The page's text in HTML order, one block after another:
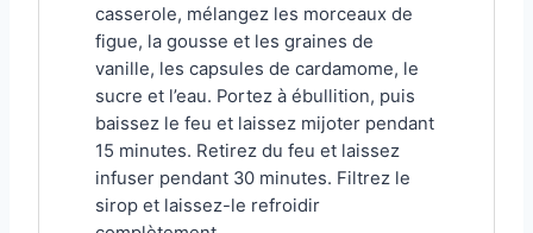
casserole, mélangez les morceaux de
figue, la gousse et les graines de
vanille, les capsules de cardamome, le
sucre et l’eau. Portez à ébullition, puis
baissez le feu et laissez mijoter pendant
15 minutes. Retirez du feu et laissez
infuser pendant 30 minutes. Filtrez le
sirop et laissez-le refroidir